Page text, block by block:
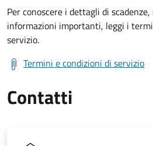
Per conoscere i dettagli di
informazioni importanti, leggi i
servizio.
Termini e condizioni di servizio
Contatti